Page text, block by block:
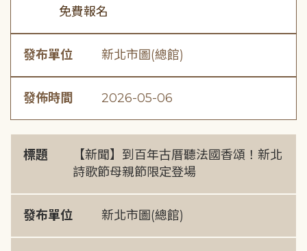
免費報名
發布單位 新北市圖(總館)
發佈時間 2026-05-06
標題
【新聞】到百年古厝聽法國香頌！新北
詩歌節母親節限定登場
發布單位 新北市圖(總館)